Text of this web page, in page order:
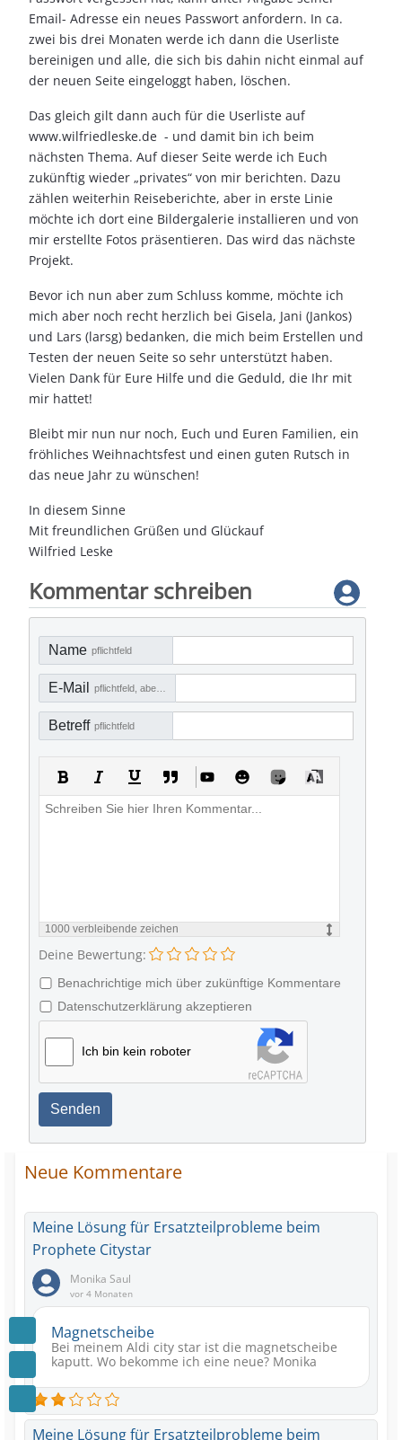
Email- Adresse ein neues Passwort anfordern. In ca.
zwei bis drei Monaten werde ich dann die Userliste
bereinigen und alle, die sich bis dahin nicht einmal auf
der neuen Seite eingeloggt haben, löschen.
Das gleich gilt dann auch für die Userliste auf
www.wilfriedleske.de - und damit bin ich beim
nächsten Thema. Auf dieser Seite werde ich Euch
zukünftig wieder „privates“ von mir berichten. Dazu
zählen weiterhin Reiseberichte, aber in erste Linie
möchte ich dort eine Bildergalerie installieren und von
mir erstellte Fotos präsentieren. Das wird das nächste
Projekt.
Bevor ich nun aber zum Schluss komme, möchte ich
mich aber noch recht herzlich bei Gisela, Jani (Jankos)
und Lars (larsg) bedanken, die mich beim Erstellen und
Testen der neuen Seite so sehr unterstützt haben.
Vielen Dank für Eure Hilfe und die Geduld, die Ihr mit
mir hattet!
Bleibt mir nun nur noch, Euch und Euren Familien, ein
fröhliches Weihnachtsfest und einen guten Rutsch in
das neue Jahr zu wünschen!
In diesem Sinne
Mit freundlichen Grüßen und Glückauf
Wilfried Leske
Kommentar schreiben
Name pflichtfeld
E-Mail
Betreff pflichtfeld
1000 verbleibende zeichen
Deine Bewertung:
Benachrichtige mich über zukünftige Kommentare
Datenschutzerklärung akzeptieren
Ich bin kein roboter
Senden
Neue Kommentare
Meine Lösung für Ersatzteilprobleme beim
Prophete Citystar
Monika Saul
vor 4 Monaten
Magnetscheibe
Bei meinem Aldi city star ist die magnetscheibe
kaputt. Wo bekomme ich eine neue? Monika
Meine Lösung für Ersatzteilprobleme beim